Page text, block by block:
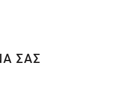
ΣΑΣ